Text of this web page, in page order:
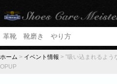
ホーム > イベント情報 > ”吸い込まれるよう
OPUP